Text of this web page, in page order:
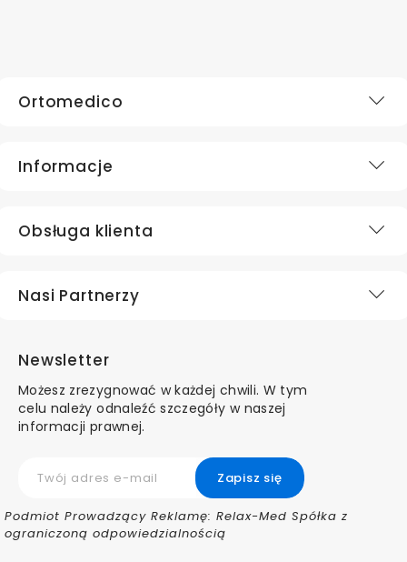
Ortomedico
Informacje
Obsługa klienta
Nasi Partnerzy
Newsletter
Możesz zrezygnować w każdej chwili. W tym
celu należy odnaleźć szczegóły w naszej
informacji prawnej.
Podmiot Prowadzący Reklamę: Relax-Med Spółka z
ograniczoną odpowiedzialnością